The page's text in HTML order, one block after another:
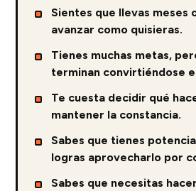
Sientes que llevas meses
avanzar como quisieras.
Tienes muchas metas,
terminan convirtiéndose
Te cuesta decidir qué
mantener la constancia.
Sabes que tienes
logras aprovecharlo por
Sabes que necesitas